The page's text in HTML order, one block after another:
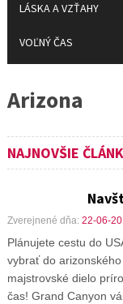
LÁSKA A VZŤAHY
VOĽNÝ ČAS
Arizona
NAJNOVŠIE
Zverejnené dňa: 22-06-
Plánujete cestu do
vybrať do
majstrovské dielo
čas! Grand Canyon